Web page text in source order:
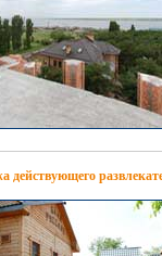
действующего